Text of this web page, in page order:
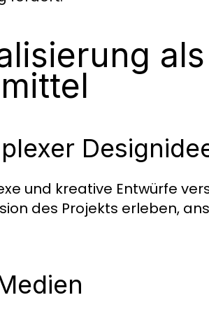
als
und kreative Entwürfe
des Projekts erleben,